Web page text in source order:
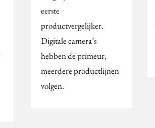
eerste
productvergelijker.
Digitale camera’s
hebben de primeur,
meerdere productlijnen
volgen.